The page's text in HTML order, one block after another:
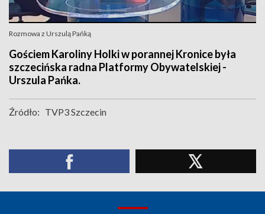
Rozmowa z Urszulą Pańką
Gościem Karoliny Holki w porannej Kronice była
szczecińska radna Platformy Obywatelskiej -
Urszula Pańka.
Źródło: TVP3 Szczecin